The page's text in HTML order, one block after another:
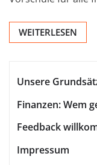
WEITERLESEN
Unsere
Finanzen: Wem
Feedback
Impressum